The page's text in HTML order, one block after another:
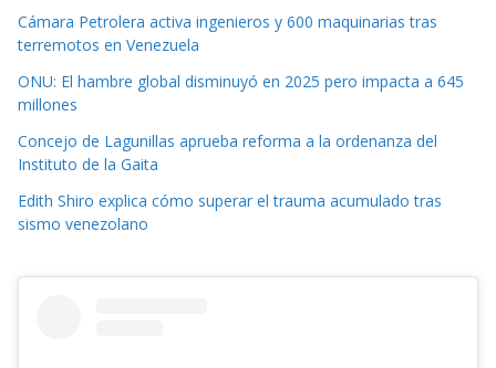
Cámara Petrolera activa ingenieros y 600 maquinarias tras
terremotos en Venezuela
ONU: El hambre global disminuyó en 2025 pero impacta a 645
millones
Concejo de Lagunillas aprueba reforma a la ordenanza del
Instituto de la Gaita
Edith Shiro explica cómo superar el trauma acumulado tras
sismo venezolano